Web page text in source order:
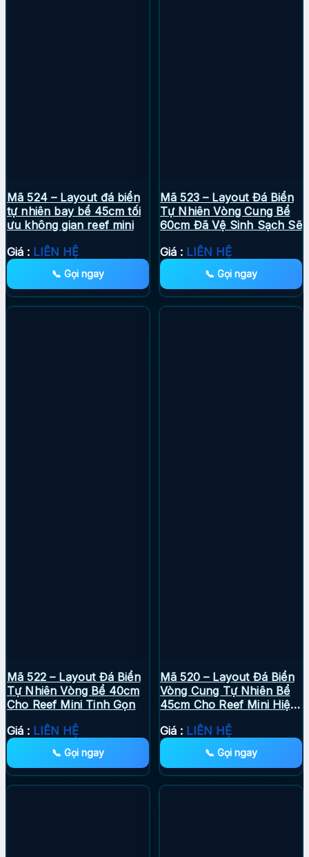
Mã 524 – Layout đá biển
tự nhiên bay bể 45cm tối
ưu không gian reef mini
Giá : LIÊN HỆ
📞 Gọi ngay
Mã 523 – Layout Đá Biển
Tự Nhiên Vòng Cung Bể
60cm Đã Vệ Sinh Sạch Sẽ
Giá : LIÊN HỆ
📞 Gọi ngay
Mã 522 – Layout Đá Biển
Tự Nhiên Vòng Bể 40cm
Cho Reef Mini Tinh Gọn
Giá : LIÊN HỆ
📞 Gọi ngay
Mã 520 – Layout Đá Biển
Vòng Cung Tự Nhiên Bể
45cm Cho Reef Mini Hiện
Giá : LIÊN HỆ
📞 Gọi ngay